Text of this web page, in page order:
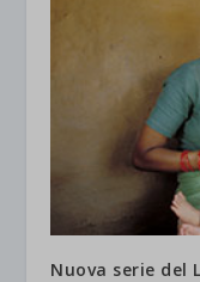
Nuova serie del